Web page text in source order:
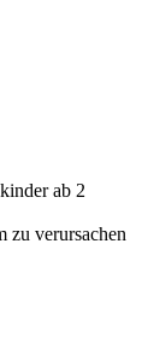
ab 2
zu verursachen